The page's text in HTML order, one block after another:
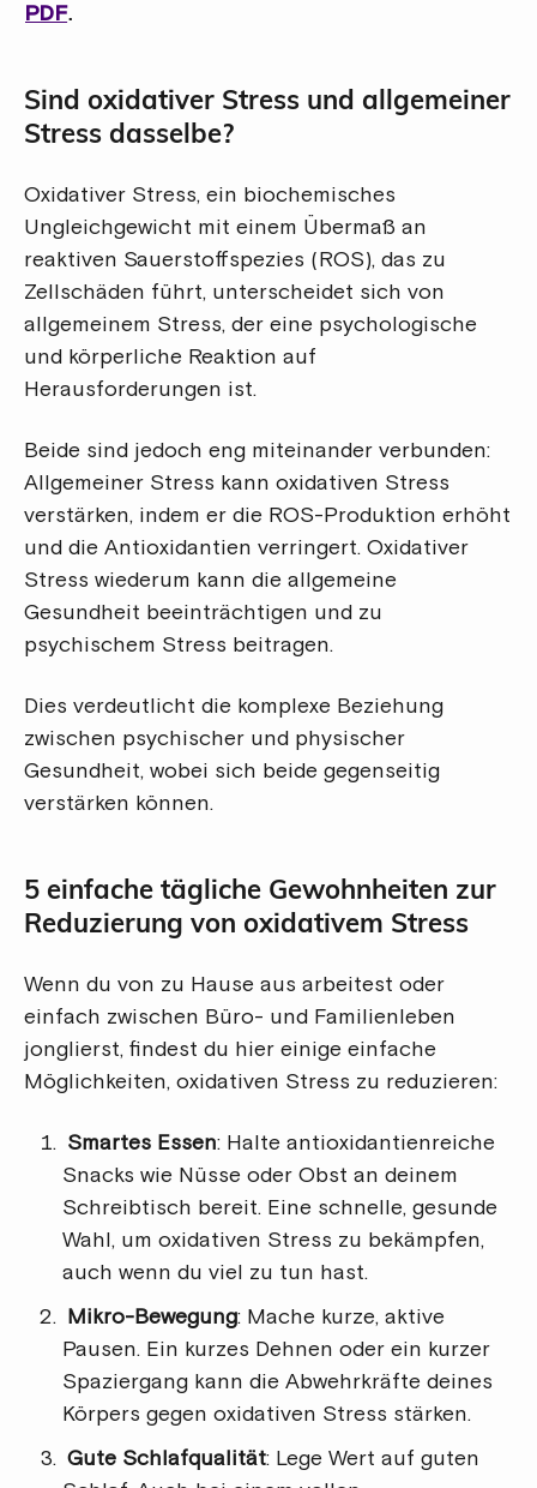
PDF.
Sind oxidativer Stress und allgemeiner
Stress dasselbe?
Oxidativer Stress, ein biochemisches
Ungleichgewicht mit einem Übermaß an
reaktiven Sauerstoffspezies (ROS), das zu
Zellschäden führt, unterscheidet sich von
allgemeinem Stress, der eine psychologische
und körperliche Reaktion auf
Herausforderungen ist.
Beide sind jedoch eng miteinander verbunden:
Allgemeiner Stress kann oxidativen Stress
verstärken, indem er die ROS-Produktion erhöht
und die Antioxidantien verringert. Oxidativer
Stress wiederum kann die allgemeine
Gesundheit beeinträchtigen und zu
psychischem Stress beitragen.
Dies verdeutlicht die komplexe Beziehung
zwischen psychischer und physischer
Gesundheit, wobei sich beide gegenseitig
verstärken können.
5 einfache tägliche Gewohnheiten zur
Reduzierung von oxidativem Stress
Wenn du von zu Hause aus arbeitest oder
einfach zwischen Büro- und Familienleben
jonglierst, findest du hier einige einfache
Möglichkeiten, oxidativen Stress zu reduzieren:
Smartes Essen: Halte antioxidantienreiche
Snacks wie Nüsse oder Obst an deinem
Schreibtisch bereit. Eine schnelle, gesunde
Wahl, um oxidativen Stress zu bekämpfen,
auch wenn du viel zu tun hast.
Mikro-Bewegung: Mache kurze, aktive
Pausen. Ein kurzes Dehnen oder ein kurzer
Spaziergang kann die Abwehrkräfte deines
Körpers gegen oxidativen Stress stärken.
Gute Schlafqualität: Lege Wert auf guten